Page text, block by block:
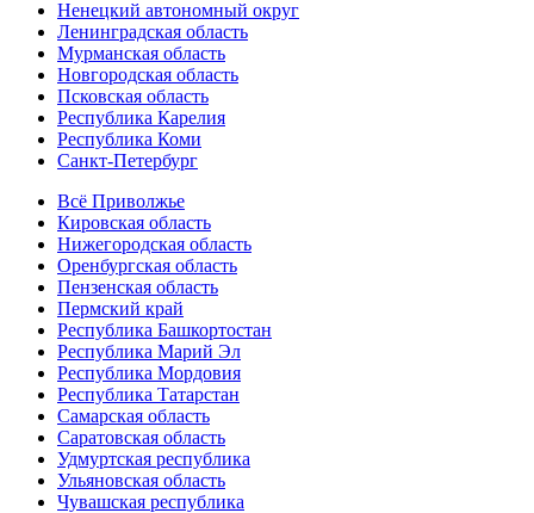
Ненецкий автономный округ
Ленинградская область
Мурманская область
Новгородская область
Псковская область
Республика Карелия
Республика Коми
Санкт-Петербург
Всё Приволжье
Кировская область
Нижегородская область
Оренбургская область
Пензенская область
Пермский край
Республика Башкортостан
Республика Марий Эл
Республика Мордовия
Республика Татарстан
Самарская область
Саратовская область
Удмуртская республика
Ульяновская область
Чувашская республика